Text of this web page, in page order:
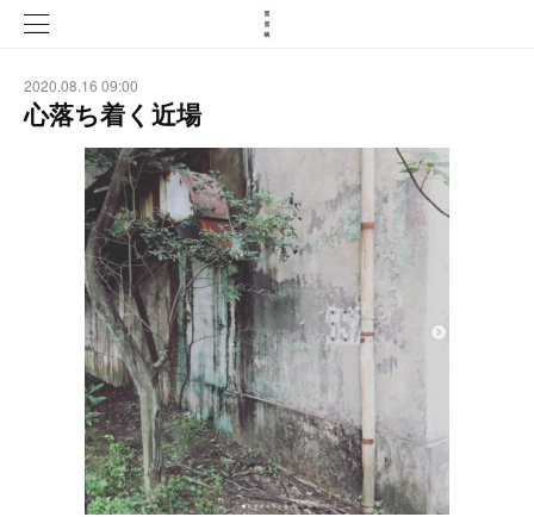
2020.08.16 09:00
心落ち着く近場